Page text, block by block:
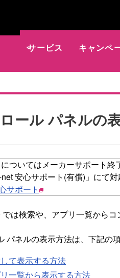
サービス キャンペ
ール パネルの
ついてはメーカーサポート
安心サポート(有償)」にて対
サポート
は検索や、アプリ一覧からコ
パネルの表示方法は、下記の
て表示する方法
一覧から表示する方法